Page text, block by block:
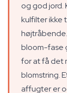
og god jord.
kulfilter ikke
bloom-fase
for at få det
blomstring.
affugter er